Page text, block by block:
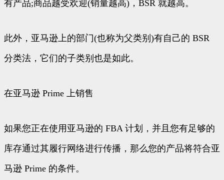
有产品;商品越受欢迎(销量越高)，BSR 就越高。
此外，亚马逊上的部门(也称为父类别)有自己的 BSR
分类法，它们的子类别也是如此。
在亚马逊 Prime 上销售
如果您正在使用亚马逊的 FBA 计划，并且您有足够的
库存通过其履行网络进行传播，那么您的产品将符合亚
马逊 Prime 的条件。